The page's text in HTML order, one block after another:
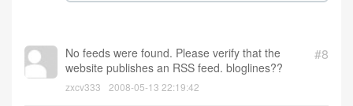
#8
No feeds were found. Please verify that the
website publishes an RSS feed. bloglines??
zxcv333 2008-05-13 22:19:42